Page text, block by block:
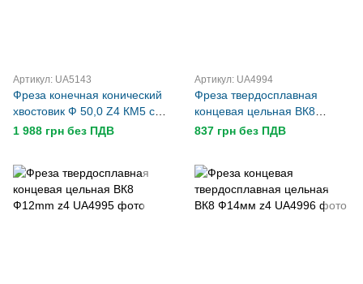
Артикул: UA5143
Фреза конечная конический
хвостовик Ф 50,0 Z4 КМ5 с
мех.креплением 5-ти
1 988 грн без ПДВ
Артикул: UA4994
Фреза твердосплавная
концевая цельная ВК8
Ф10mm z4
837 грн без ПДВ